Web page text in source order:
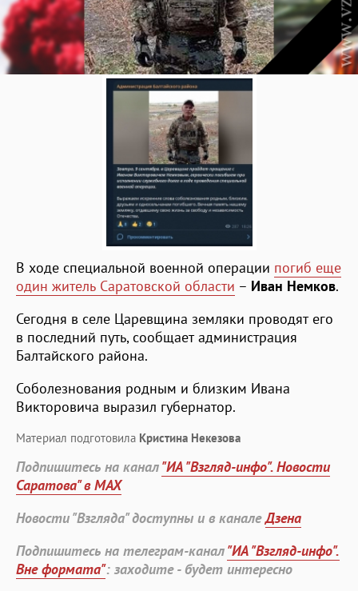
В ходе специальной военной операции погиб еще
один житель Саратовской области – Иван Немков.
Сегодня в селе Царевщина земляки проводят его
в последний путь, сообщает администрация
Балтайского района.
Соболезнования родным и близким Ивана
Викторовича выразил губернатор.
Материал подготовила Кристина Некезова
Подпишитесь на канал"ИА "Взгляд-инфо". Новости
Саратова" в MAX
Новости "Взгляда" доступны и в каналеДзена
Подпишитесь на телеграм-канал"ИА "Взгляд-инфо".
Вне формата": заходите - будет интересно